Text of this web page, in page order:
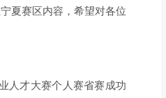
夏赛区内容，希望对各位
人才大赛个人赛省赛成功